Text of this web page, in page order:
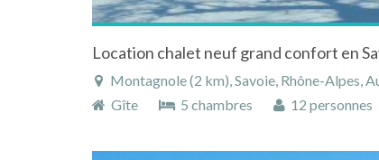
Location chalet neuf grand confort en
Montagnole (2 km), Savoie, Rhône-Alpes,
Gîte
5 chambres 12 personnes